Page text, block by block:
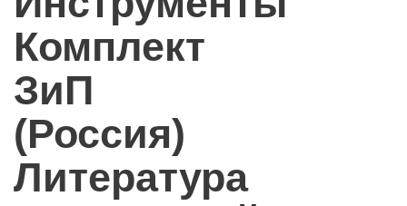
Комплект
ЗиП
(Россия)
Литература